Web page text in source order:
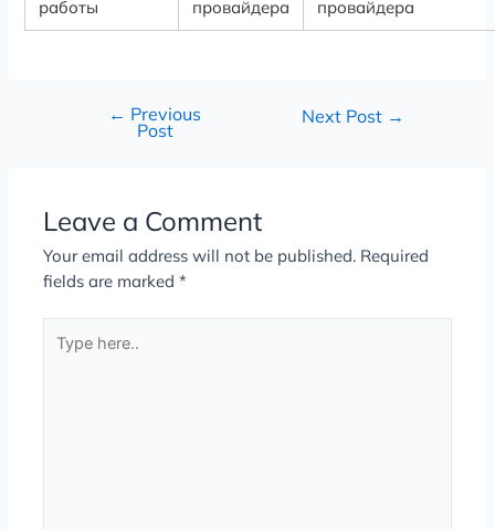
работы
провайдера
провайдера
← Previous
Post
Next Post →
Leave a Comment
Your email address will not be published. Required
fields are marked*
here..